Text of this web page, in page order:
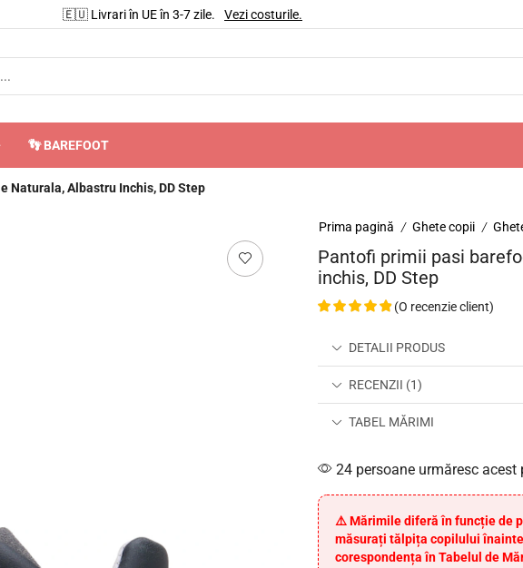
🇪🇺 Livrari în UE în 3-7 zile. Vezi costurile.
👣 BAREFOOT
Naturala, Albastru Inchis, DD Step
Prima pagină / Ghete copii /
Pantofi primii pasi
inchis, DD Step
(O recenzie client)
DETALII PRODUS
RECENZII (1)
TABEL MĂRIMI
24 persoane urmăresc acest
⚠️ Mărimile diferă în funcție de
măsurați tălpița copilului
corespondența în Tabelul de